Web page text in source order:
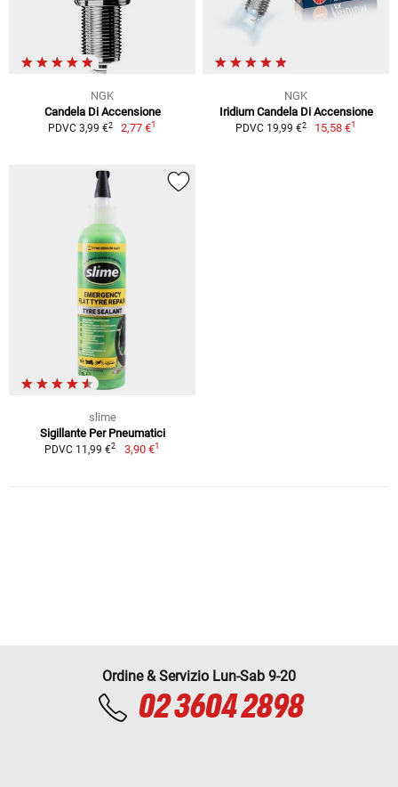
NGK
Candela Di Accensione
PDVC 3,99 €2 2,77 €1
NGK
Iridium Candela Di Accensione
PDVC 19,99 €2 15,58 €1
slime
Sigillante Per Pneumatici
PDVC 11,99 €2 3,90 €1
Ordine & Servizio Lun-Sab 9-20
02 3604 2898